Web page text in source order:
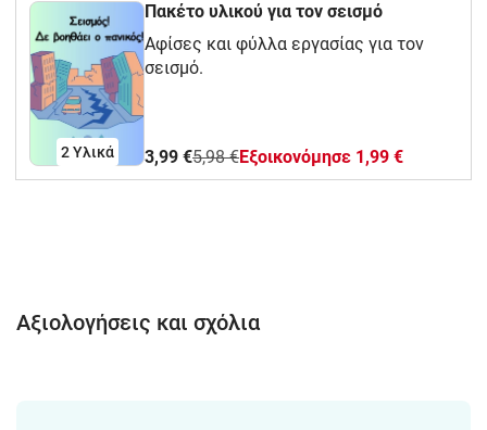
2 Υλικά
Πακέτο υλικού για τον σεισμό
Αφίσες και φύλλα εργασίας για τον
σεισμό.
3,99 €5,98 €Eξοικονόμησε 1,99 €
Αξιολογήσεις και σχόλια